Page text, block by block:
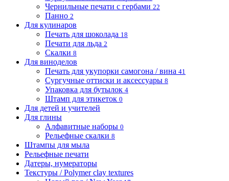
Чернильные печати с гербами 22
Панно 2
Для кулинаров
Печать для шоколада 18
Печати для льда 2
Скалки 8
Для виноделов
Печать для укупорки самогона / вина 41
Сургучные оттиски и аксессуары 8
Упаковка для бутылок 4
Штамп для этикеток 0
Для детей и учителей
Для глины
Алфавитные наборы 0
Рельефные скалки 8
Штампы для мыла
Рельефные печати
Датеры, нумераторы
Текстуры / Polymer clay textures